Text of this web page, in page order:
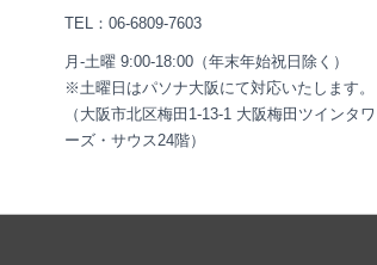
TEL： 06-6809-7603
月-土曜 9:00-18:00（年末年始祝日除く）
※土曜日はパソナ大阪にて対応いたします。
（大阪市北区梅田1-13-1 大阪梅田ツインタワ
ーズ・サウス24階）